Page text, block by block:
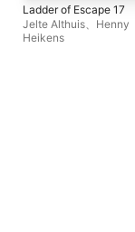
Ladder of Escape 17
Jelte Althuis、 Henny
Heikens